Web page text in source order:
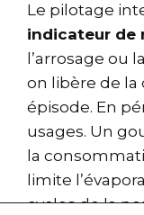
Le pilotage
indicateur de
l’arrosage ou
on libère de la
épisode. En
usages. Un
la
limite
cycles de la